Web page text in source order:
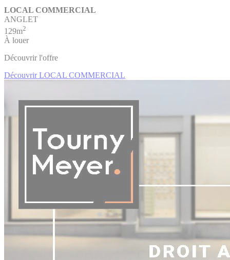
LOCAL COMMERCIAL
ANGLET
129m2
À louer
Découvrir l'offre
Découvrir LOCAL COMMERCIAL